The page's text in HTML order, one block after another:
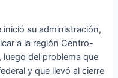
su administración,
a la región Centro-
del problema que
y que llevó al cierre